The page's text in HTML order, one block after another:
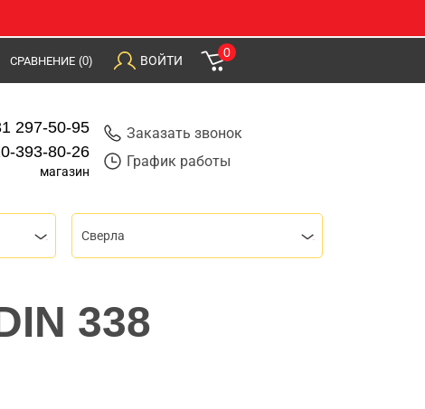
СРАВНЕНИЕ (0) ВОЙТИ
0
297-50-95
393-80-26
магазин
Заказать звонок
График работы
Сверла
338